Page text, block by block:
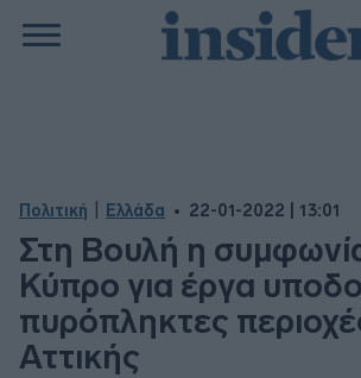
Πολιτική Ελλάδα 22-01-2022 | 13:01
Στη Βουλή η
Κύπρο για έργα
πυρόπληκτες
Αττικής